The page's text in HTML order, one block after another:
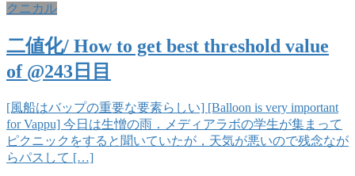
クニカル
二値化/ How to get best threshold value
of @243日目
[風船はバップの重要な要素らしい] [Balloon is very important
for Vappu] 今日は生憎の雨．メディアラボの学生が集まって
ピクニックをすると聞いていたが，天気が悪いので残念なが
らパスして […]